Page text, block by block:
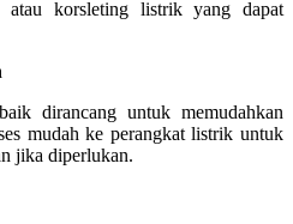
atau korsleting listrik yang dapat
dirancang untuk memudahkan
mudah ke perangkat listrik untuk
jika diperlukan.